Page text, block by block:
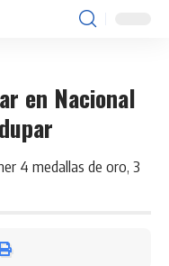
en Nacional
4 medallas de oro, 3